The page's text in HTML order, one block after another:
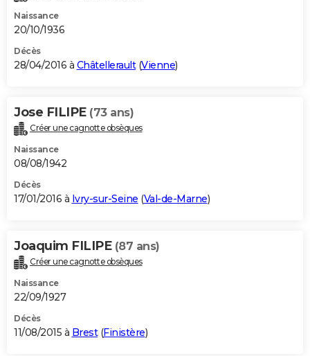
Naissance
20/10/1936
Décès
28/04/2016 à Châtellerault(Vienne)
Jose FILIPE (73 ans)
Créer une cagnotte obsèques
Naissance
08/08/1942
Décès
17/01/2016 à Ivry-sur-Seine (Val-de-Marne)
Joaquim FILIPE (87 ans)
Créer une cagnotte obsèques
Naissance
22/09/1927
Décès
11/08/2015 à Brest(Finistère)